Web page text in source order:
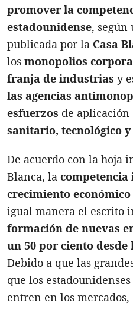
promover la
estadounidense, según
publicada por la Casa
los monopolios
franja de industrias y
las agencias
esfuerzos de aplicación
sanitario, tecnológico
De acuerdo con la hoja
Blanca, la competencia
crecimiento
igual manera el escrito
formación de nuevas
un 50 por ciento desde
Debido a que las
que los
entren en los